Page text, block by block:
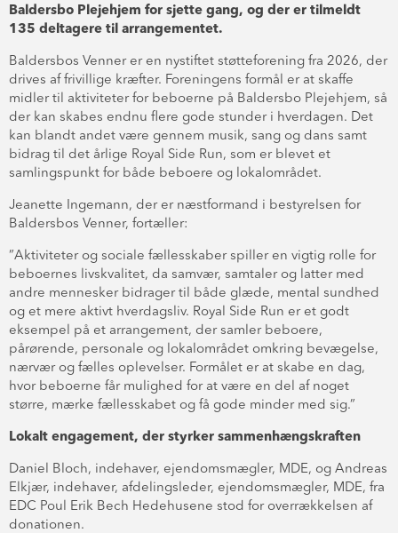
Baldersbo Plejehjem for sjette gang, og der er tilmeldt
135 deltagere til arrangementet.
Baldersbos Venner er en nystiftet støtteforening fra 2026, der
drives af frivillige kræfter. Foreningens formål er at skaffe
midler til aktiviteter for beboerne på Baldersbo Plejehjem, så
der kan skabes endnu flere gode stunder i hverdagen. Det
kan blandt andet være gennem musik, sang og dans samt
bidrag til det årlige Royal Side Run, som er blevet et
samlingspunkt for både beboere og lokalområdet.
Jeanette Ingemann, der er næstformand i bestyrelsen for
Baldersbos Venner, fortæller:
”Aktiviteter og sociale fællesskaber spiller en vigtig rolle for
beboernes livskvalitet, da samvær, samtaler og latter med
andre mennesker bidrager til både glæde, mental sundhed
og et mere aktivt hverdagsliv. Royal Side Run er et godt
eksempel på et arrangement, der samler beboere,
pårørende, personale og lokalområdet omkring bevægelse,
nærvær og fælles oplevelser. Formålet er at skabe en dag,
hvor beboerne får mulighed for at være en del af noget
større, mærke fællesskabet og få gode minder med sig.”
Lokalt engagement, der styrker sammenhængskraften
Daniel Bloch, indehaver, ejendomsmægler, MDE, og Andreas
Elkjær, indehaver, afdelingsleder, ejendomsmægler, MDE, fra
EDC Poul Erik Bech Hedehusene stod for overrækkelsen af
donationen.